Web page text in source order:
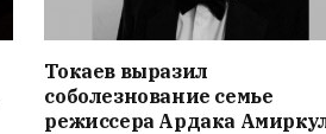
Токаев выразил
соболезнование семье
режиссера Ардака